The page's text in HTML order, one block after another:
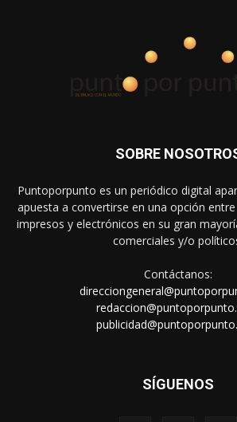
SOBRE
Puntoporpunto es un periódico digital
apuesta a convertirse en una opción
impresos y electrónicos en su gran
comerciales y/o
Contáctanos:
SÍGUENOS